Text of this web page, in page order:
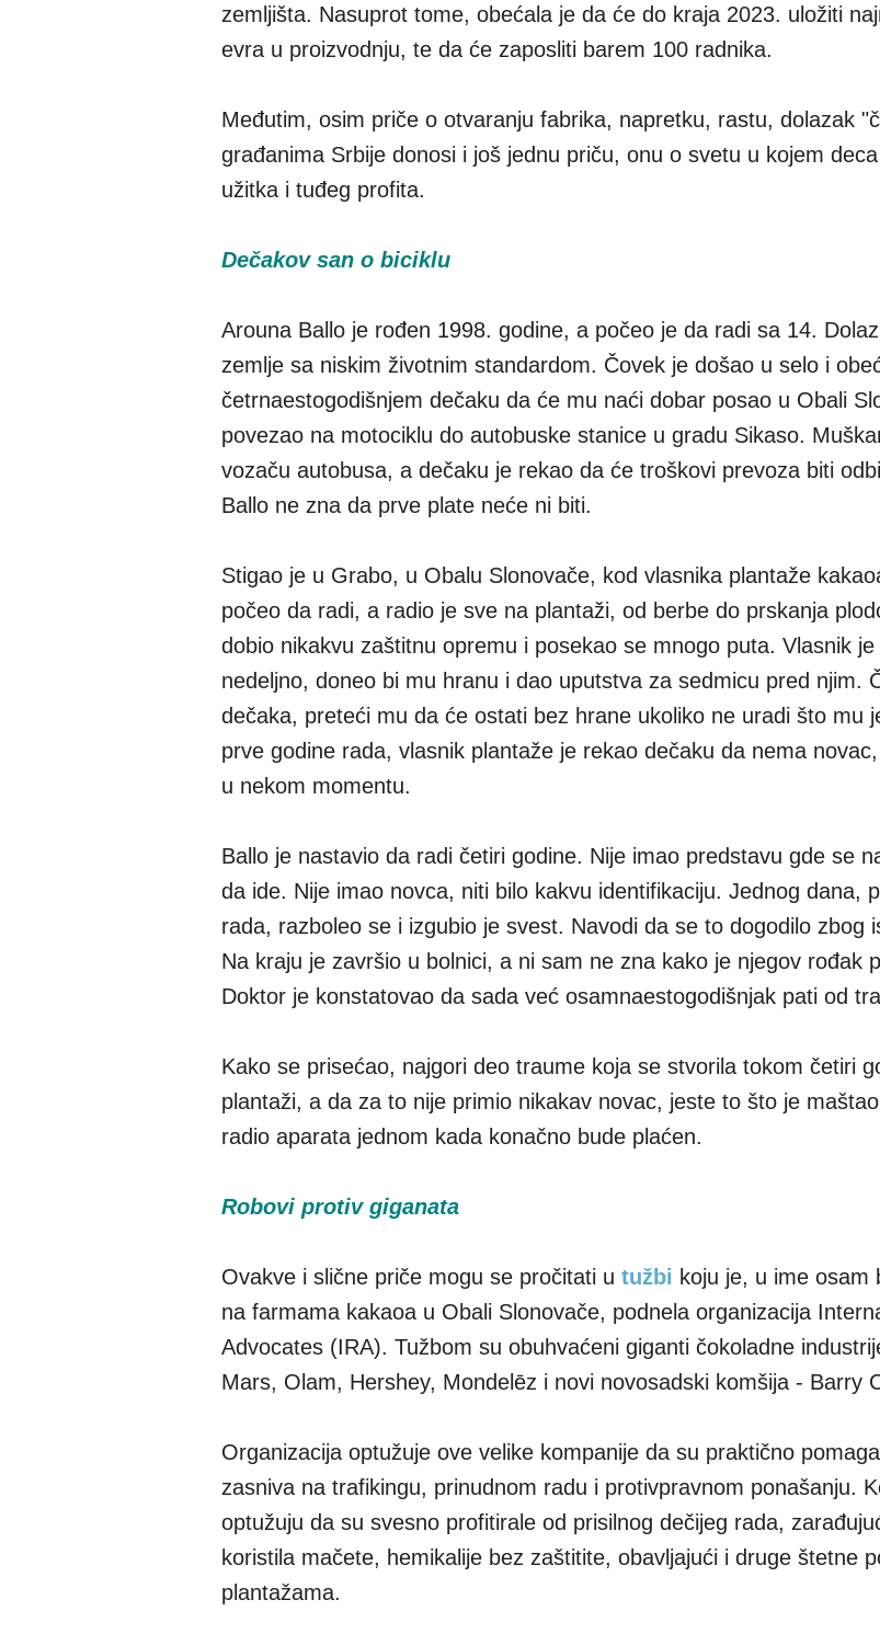
zemljišta. Nasuprot tome, obećala je da će do kraja 2023. uložiti
evra u proizvodnju, te da će zaposliti barem 100 radnika.
Međutim, osim priče o otvaranju fabrika, napretku, rastu, dolazak
građanima Srbije donosi i još jednu priču, onu o svetu u kojem
užitka i tuđeg profita.
Dečakov san o biciklu
Arouna Ballo je rođen 1998. godine, a počeo je da radi sa 14.
zemlje sa niskim životnim standardom. Čovek je došao u selo i
četrnaestogodišnjem dečaku da će mu naći dobar posao u Obali
povezao na motociklu do autobuske stanice u gradu Sikaso.
vozaču autobusa, a dečaku je rekao da će troškovi prevoza biti
Ballo ne zna da prve plate neće ni biti.
Stigao je u Grabo, u Obalu Slonovače, kod vlasnika plantaže
počeo da radi, a radio je sve na plantaži, od berbe do prskanja
dobio nikakvu zaštitnu opremu i posekao se mnogo puta. Vlasnik
nedeljno, doneo bi mu hranu i dao uputstva za sedmicu pred njim.
dečaka, preteći mu da će ostati bez hrane ukoliko ne uradi što mu
prve godine rada, vlasnik plantaže je rekao dečaku da nema
u nekom momentu.
Ballo je nastavio da radi četiri godine. Nije imao predstavu gde se
da ide. Nije imao novca, niti bilo kakvu identifikaciju. Jednog dana,
rada, razboleo se i izgubio je svest. Navodi da se to dogodilo zbog
Na kraju je završio u bolnici, a ni sam ne zna kako je njegov rođak
Doktor je konstatovao da sada već osamnaestogodišnjak pati od
Kako se prisećao, najgori deo traume koja se stvorila tokom četiri
plantaži, a da za to nije primio nikakav novac, jeste to što je
radio aparata jednom kada konačno bude plaćen.
Robovi protiv giganata
Ovakve i slične priče mogu se pročitati u tužbi koju je, u ime osam
na farmama kakaoa u Obali Slonovače, podnela organizacija
Advocates (IRA). Tužbom su obuhvaćeni giganti čokoladne
Mars, Olam, Hershey, Mondelēz i novi novosadski komšija - Barry
Organizacija optužuje ove velike kompanije da su praktično
zasniva na trafikingu, prinudnom radu i protivpravnom ponašanju.
optužuju da su svesno profitirale od prisilnog dečijeg rada,
koristila mačete, hemikalije bez zaštitite, obavljajući i druge štetne
plantažama.